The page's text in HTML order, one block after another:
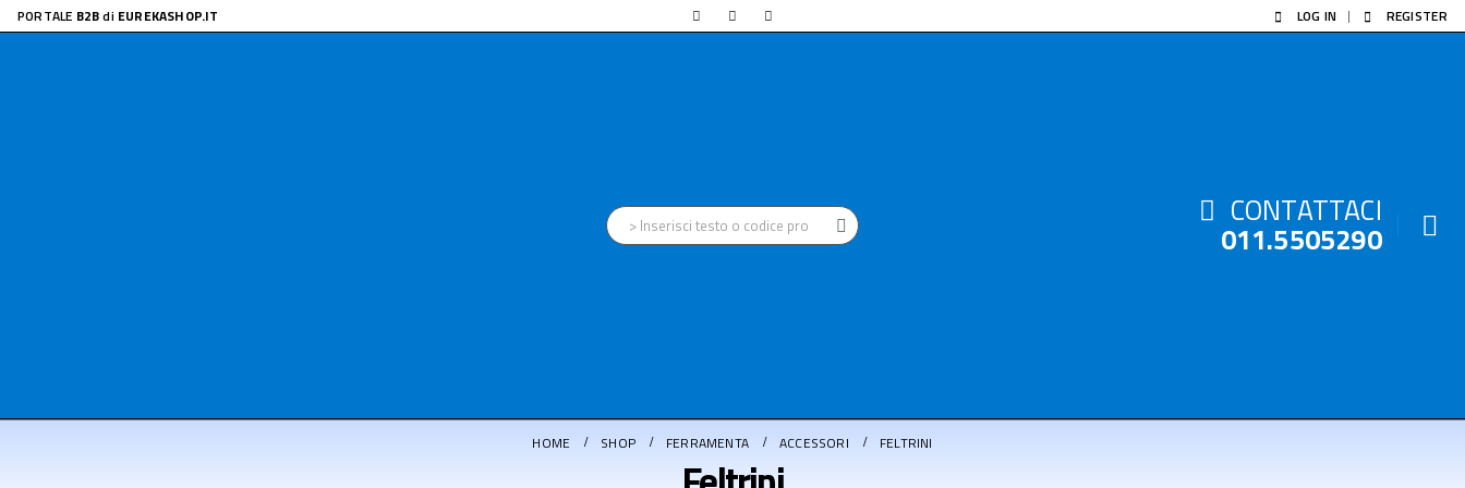
PORTALE B2Bdi EUREKASHOP.IT LOG IN REGISTER
CONTATTACI
011.5505290
HOME SHOP FERRAMENTA ACCESSORI FELTRINI